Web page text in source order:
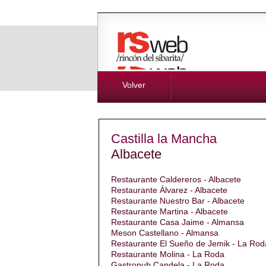
Volver
Castilla la Mancha
Albacete
Restaurante Caldereros - Albacete
Restaurante Álvarez - Albacete
Restaurante Nuestro Bar - Albacete
Restaurante Martina - Albacete
Restaurante Casa Jaime - Almansa
Meson Castellano - Almansa
Restaurante El Sueño de Jemik - La
Restaurante Molina - La Roda